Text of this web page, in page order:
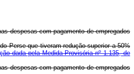
despesas com pagamento de empregados
Perse que tiveram redução superior a 50%
dada pela Medida Provisória nº 1.135, de
despesas com pagamento de empregados